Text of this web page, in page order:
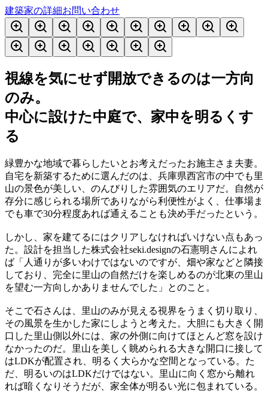
建築家の詳細お問い合わせ
視線を気にせず開放できるのは一方向
のみ。
中心に設けた中庭で、家中を明るくす
る
緑豊かな地域で暮らしたいとお考えだったお施主さま夫妻。
自宅を新築するために選んだのは、兵庫県西宮市の中でも里
山の景色が美しい、のんびりした雰囲気のエリアだ。自然が
存分に感じられる場所でありながら利便性がよく、仕事場ま
でも車で30分程度あれば通えることも決め手だったという。
しかし、家を建てるにはクリアしなければいけない点もあっ
た。設計を担当した株式会社seki.designの石憲明さんによれ
ば「人通りが多いわけではないのですが、畑や家などと隣接
しており、完全に里山の自然だけを楽しめるのが北東の里山
を望む一方向しかありませんでした」とのこと。
そこで石さんは、里山のみが見える視界をうまく切り取り、
その風景を生かした家にしようと考えた。大胆にも大きく開
口した里山側以外には、家の外側に向けてほとんど窓を設け
なかったのだ。里山を美しく眺められる大きな開口に接して
はLDKが配置され、明るく大らかな空間となっている。た
だ、明るいのはLDKだけではない。里山に向く窓から離れ
れば暗くなりそうだが、家全体が明るい光に包まれている。